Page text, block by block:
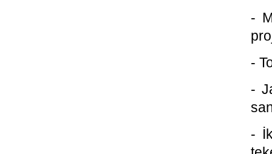
-
-
-
-